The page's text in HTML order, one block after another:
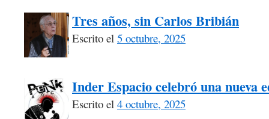
Tres años, sin Carlos Bribián
Escrito el 5 octubre, 2025
Inder Espacio celebró una nueva
Escrito el 4 octubre, 2025